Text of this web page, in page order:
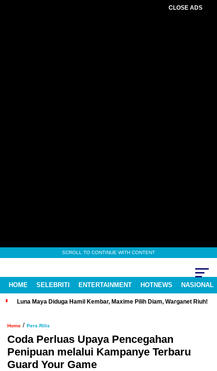
CLOSE ADS
SCROLL TO CONTINUE WITH CONTENT
HOME SELEBRITI ENTERTAINMENT HOTNEWS NASIONAL
Luna Maya Diduga Hamil Kembar, Maxime Pilih Diam, Warganet Riuh!
Home / Pers Rilis
Coda Perluas Upaya Pencegahan
Penipuan melalui Kampanye Terbaru
Guard Your Game